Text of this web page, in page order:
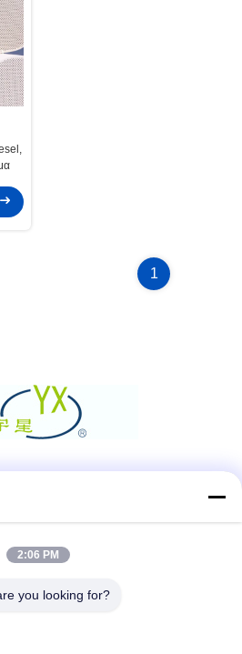
1
επικοινωνία
2:06 PM
you looking for?